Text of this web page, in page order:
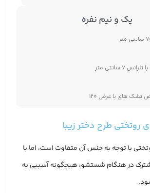
یک و نیم نفره
های با عرض ۱۲۰
طرح دختر زیبا
با توجه به جنس آن متفاوت است، اما با
در هنگام شستشو، هیچگونه آسیبی به